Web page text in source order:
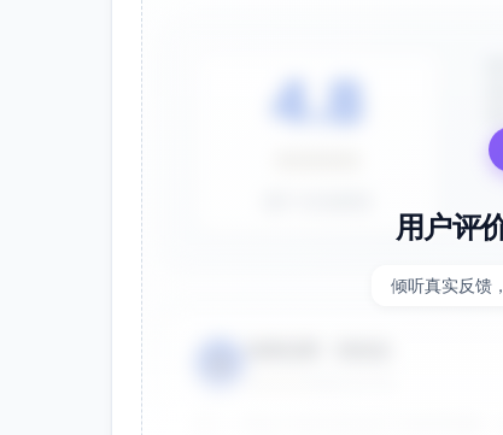
4.8
用户评
倾听真实反馈